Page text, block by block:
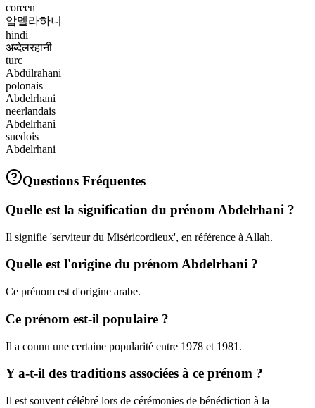
coreen
압델라하니
hindi
अब्देलरहानी
turc
Abdülrahani
polonais
Abdelrhani
neerlandais
Abdelrhani
suedois
Abdelrhani
Questions Fréquentes
Quelle est la signification du prénom Abdelrhani ?
Il signifie 'serviteur du Miséricordieux', en référence à Allah.
Quelle est l'origine du prénom Abdelrhani ?
Ce prénom est d'origine arabe.
Ce prénom est-il populaire ?
Il a connu une certaine popularité entre 1978 et 1981.
Y a-t-il des traditions associées à ce prénom ?
Il est souvent célébré lors de cérémonies de bénédiction à la